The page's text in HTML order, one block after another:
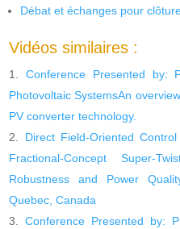
Débat et échanges pour
Vidéos similaires :
Conference Presented by:
Photovoltaic SystemsAn
PV converter technology.
Direct Field-Oriented
Fractional-Concept Super-
Robustness and Power
Quebec, Canada
Conference Presented by: